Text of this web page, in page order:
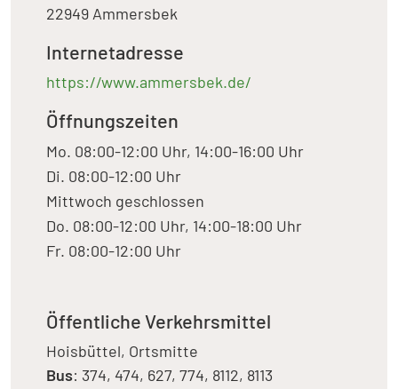
22949 Ammersbek
Internetadresse
https://www.ammersbek.de/
Öffnungszeiten
Mo. 08:00-12:00 Uhr, 14:00-16:00 Uhr
Di. 08:00-12:00 Uhr
Mittwoch geschlossen
Do. 08:00-12:00 Uhr, 14:00-18:00 Uhr
Fr. 08:00-12:00 Uhr
Öffentliche Verkehrsmittel
Hoisbüttel, Ortsmitte
Bus: 374, 474, 627, 774, 8112, 8113